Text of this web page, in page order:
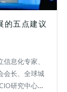
的五点建议
息化专家、
会长、全球城
研究中心研